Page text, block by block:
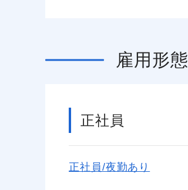
雇用形態
正社員
正社員/夜勤あり